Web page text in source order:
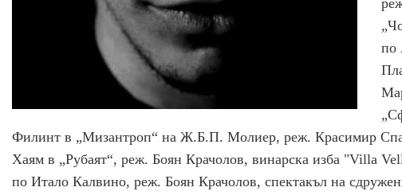
по
Филинт в „Мизантроп“ на Ж.Б.П. Молиер, реж. Красимир
Хаям в „Рубаят“, реж. Боян Крачолов, винарска изба "Villa
по Итало Калвино, реж. Боян Крачолов, спектакъл на